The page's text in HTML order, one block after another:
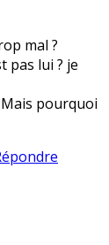
mal ?
pas lui ? je
Mais pourquoi